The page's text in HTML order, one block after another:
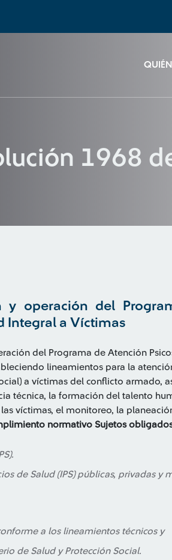
1968
y operación del
Integral a Víctimas
del Programa de Atención
lineamientos para la
a víctimas del conflicto armado,
técnica, la formación del talento
víctimas, el monitoreo, la
normativo Sujetos
de Salud (IPS) públicas, privadas y
a los lineamientos técnicos y
de Salud y Protección Social.